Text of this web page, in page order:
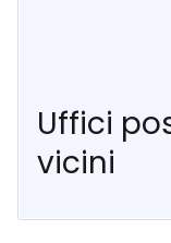
Uffici
vicini